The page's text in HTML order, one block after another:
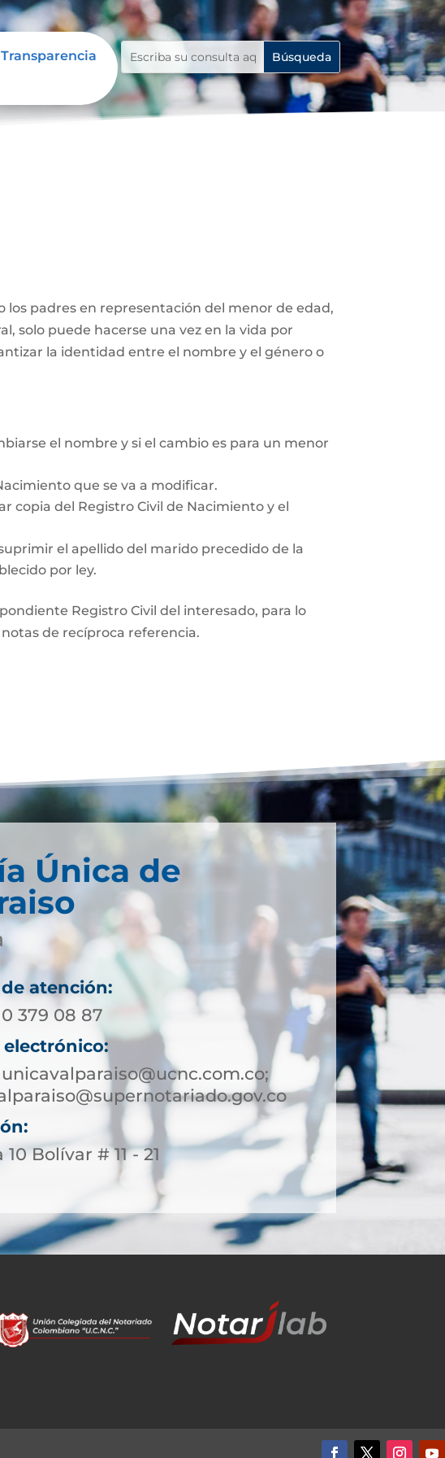
Transparencia
padres en representación del menor de edad,
solo puede hacerse una vez en la vida por
la identidad entre el nombre y el género o
el nombre y si el cambio es para un menor
que se va a modificar.
copia del Registro Civil de Nacimiento y el
el apellido del marido precedido de la
por ley.
Registro Civil del interesado, para lo
de recíproca referencia.
Única de
atención:
379 08 87
electrónico:
Bolívar # 11 - 21